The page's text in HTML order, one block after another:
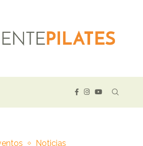
Noticias